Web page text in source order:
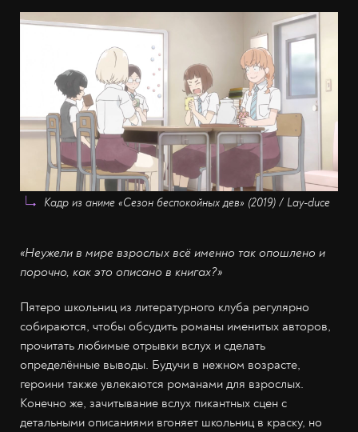
Кадр из аниме «Сезон беспокойных дев» (2019) / Lay-duce
«Неужели в мире взрослых всё именно так опошлено и
порочно, как это описано в книгах?»
Пятеро школьниц из литературного клуба регулярно
собираются, чтобы обсудить романы именитых авторов,
прочитать любимые отрывки вслух и сделать
определённые выводы. Будучи в нежном возрасте,
героини также увлекаются романами для взрослых.
Конечно же, зачитывание вслух пикантных сцен с
детальными описаниями вгоняет школьниц в краску, но